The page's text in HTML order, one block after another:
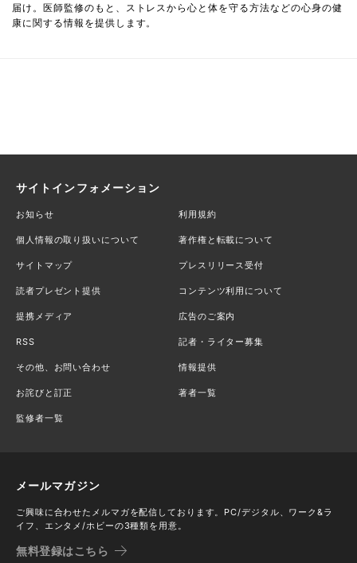
届け。医師監修のもと、ストレスから心と体を守る方法などの心身の健
康に関する情報を提供します。
サイトインフォメーション
お知らせ 利用規約
個人情報の取り扱いについて 著作権と転載について
サイトマップ プレスリリース受付
読者プレゼント提供 コンテンツ利用について
提携メディア 広告のご案内
RSS 記者・ライター募集
その他、お問い合わせ 情報提供
お詫びと訂正 著者一覧
監修者一覧
メールマガジン
ご興味に合わせたメルマガを配信しております。PC/デジタル、ワーク&ラ
イフ、エンタメ/ホビーの3種類を用意。
無料登録はこちら